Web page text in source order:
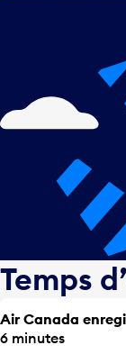
Temps
Air Canada
6 minutes